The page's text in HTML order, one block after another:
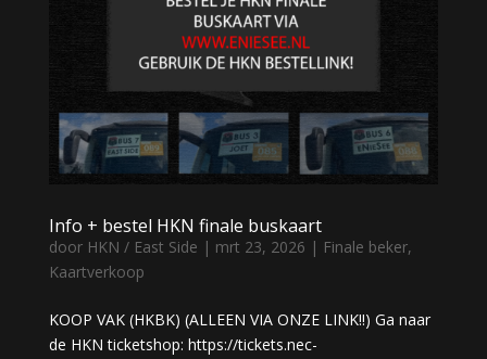
Info + bestel HKN finale buskaart
door HKN / East Side | mrt 23, 2026 | Finale beker,
Kaartverkoop
KOOP VAK (HKBK) (ALLEEN VIA ONZE LINK!!) Ga naar
de HKN ticketshop: https://tickets.nec-